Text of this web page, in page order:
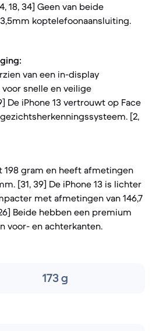
18, 34] Geen van beide
koptelefoonaansluiting.
van een in-display
snelle en veilige
De iPhone 13 vertrouwt op Face
[2,
198 gram en heeft afmetingen
[31, 39] De iPhone 13 is lichter
met afmetingen van 146,7
26] Beide hebben een premium
voor- en achterkanten.
173 g